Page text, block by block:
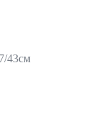
43см